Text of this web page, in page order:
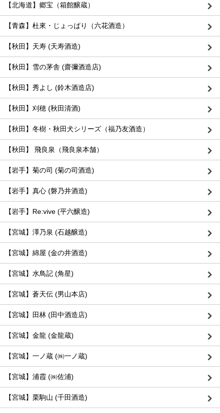
【北海道】郷宝（箱館醸蔵）
【青森】杜來・じょっぱり（六花酒造）
【秋田】天寿 (天寿酒造)
【秋田】雪の茅舎 (齋彌酒造店)
【秋田】秀よし (鈴木酒造店)
【秋田】刈穂 (秋田清酒)
【秋田】冬樹・秋田犬シリーズ（福乃友酒造）
【秋田】 飛良泉（飛良泉本舗）
【岩手】菊の司 (菊の司酒造)
【岩手】真心 (磐乃井酒造)
【岩手】Re:vive (平六醸造)
【宮城】澤乃泉 (石越醸造)
【宮城】綿屋 (金の井酒造)
【宮城】水鳥記 (角星)
【宮城】蒼天伝 (男山本店)
【宮城】田林 (田中酒造店)
【宮城】金龍 (金龍蔵)
【宮城】一ノ蔵 (㈱一ノ蔵)
【宮城】浦霞 (㈱佐浦)
【宮城】栗駒山 (千田酒造)